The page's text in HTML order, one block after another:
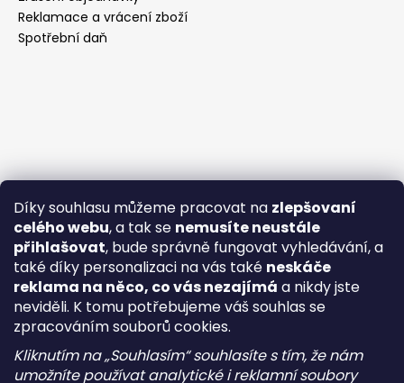
Díky souhlasu můžeme pracovat na zlepšovaní
celého webu, a tak se nemusíte neustále
přihlašovat, bude správně fungovat vyhledávání, a
také díky personalizaci na vás také neskáče
reklama na něco, co vás nezajímá a nikdy jste
neviděli. K tomu potřebujeme váš souhlas se
zpracováním souborů cookies.
Kliknutím na „Souhlasím“ souhlasíte s tím, že nám
umožníte používat analytické i reklamní soubory
Reklamace a vrácení zboží
Spotřební daň